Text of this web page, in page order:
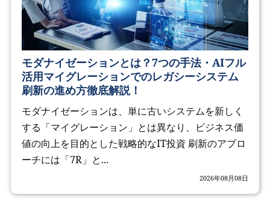
モダナイゼーションとは？7つの手法・AIフル
活用マイグレーションでのレガシーシステム
刷新の進め方徹底解説！
モダナイゼーションは、単に古いシステムを新しく
する「マイグレーション」とは異なり、ビジネス価
値の向上を目的とした戦略的なIT投資 刷新のアプロ
ーチには「7R」と...
2026年08月08日